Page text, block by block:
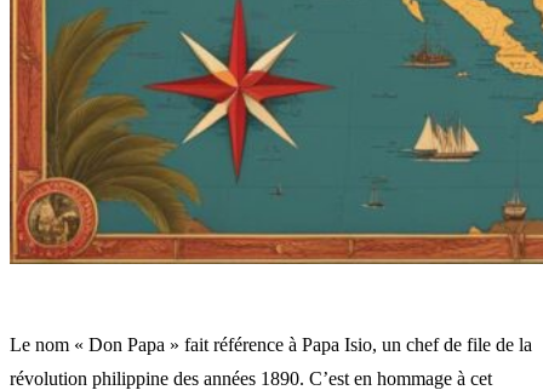
Le nom « Don Papa » fait référence à Papa Isio, un chef de file de la
révolution philippine des années 1890. C’est en hommage à cet